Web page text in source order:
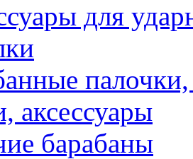
для
палочки,
аксессуары
барабаны